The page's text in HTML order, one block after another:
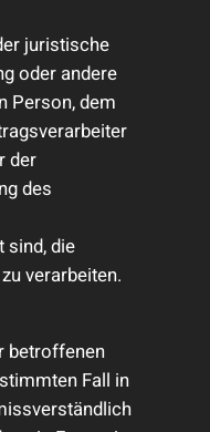
juristische
oder andere
Person, dem
der
des
sind, die
verarbeiten.
betroffenen
Fall in